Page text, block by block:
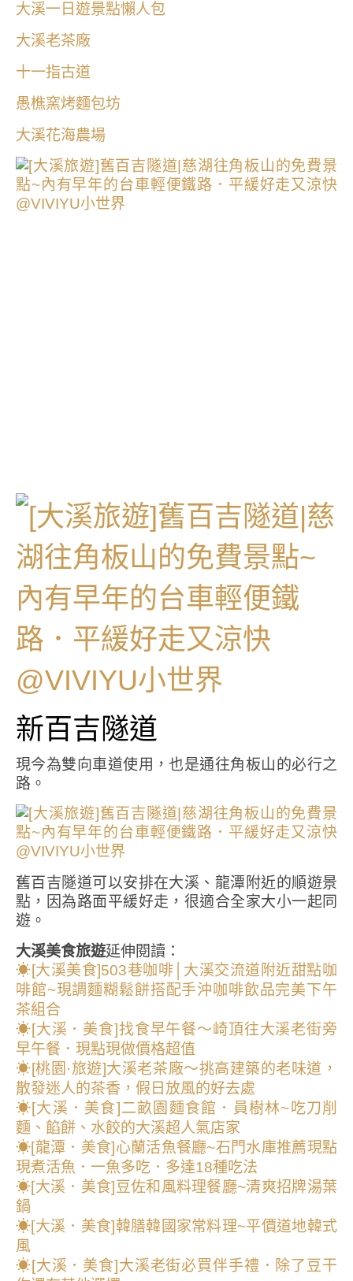
大溪一日遊景點懶人包
大溪老茶廠
十一指古道
愚樵窯烤麵包坊
大溪花海農場
新百吉隧道
現今為雙向車道使用，也是通往角板山的必行之
路。
舊百吉隧道可以安排在大溪、龍潭附近的順遊景
點，因為路面平緩好走，很適合全家大小一起同
遊。
大溪美食旅遊延伸閱讀：
☀[大溪美食]503巷咖啡│大溪交流道附近甜點咖
啡館~現調麵糊鬆餅搭配手沖咖啡飲品完美下午
茶組合
☀[大溪．美食]找食早午餐～崎頂往大溪老街旁
早午餐．現點現做價格超值
☀[桃園·旅遊]大溪老茶廠～挑高建築的老味道，
散發迷人的茶香，假日放風的好去處
☀[大溪．美食]二畝園麵食館．員樹林~吃刀削
麵、餡餅、水餃的大溪超人氣店家
☀[龍潭．美食]心蘭活魚餐廳~石門水庫推薦現點
現煮活魚．一魚多吃．多達18種吃法
☀[大溪．美食]豆佐和風料理餐廳~清爽招牌湯葉
鍋
☀[大溪．美食]韓膳韓國家常料理~平價道地韓式
風
☀[大溪．美食]大溪老街必買伴手禮．除了豆干